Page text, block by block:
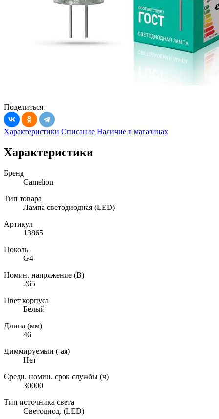
Поделиться:
Характеристики Описание Наличие в магазинах
Характеристики
Бренд
Camelion
Тип товара
Лампа светодиодная (LED)
Артикул
13865
Цоколь
G4
Номин. напряжение (В)
265
Цвет корпуса
Белый
Длина (мм)
46
Диммируемый (-ая)
Нет
Средн. номин. срок службы (ч)
30000
Тип источника света
Светодиод. (LED)